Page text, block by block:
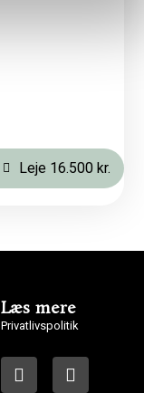
Leje 16.500 kr.
Læs mere
Privatlivspolitik